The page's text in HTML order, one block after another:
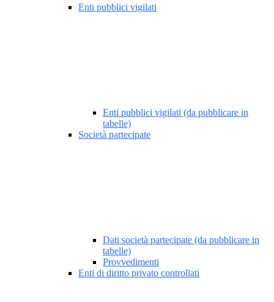
Enti pubblici vigilati
Enti pubblici vigilati (da pubblicare in
tabelle)
Società partecipate
Dati società partecipate (da pubblicare in
tabelle)
Provvedimenti
Enti di diritto privato controllati